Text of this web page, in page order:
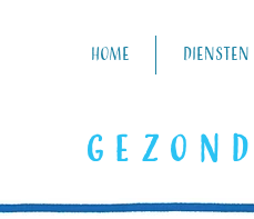
Home Diensten